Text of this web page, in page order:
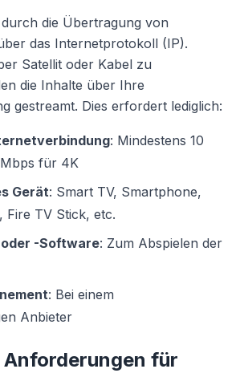
die Übertragung von
das Internetprotokoll (IP).
Satellit oder Kabel zu
die Inhalte über Ihre
gestreamt. Dies erfordert lediglich:
: Mindestens 10
für 4K
Gerät: Smart TV, Smartphone,
Fire TV Stick, etc.
oder -Software: Zum Abspielen der
: Bei einem
Anbieter
Anforderungen für